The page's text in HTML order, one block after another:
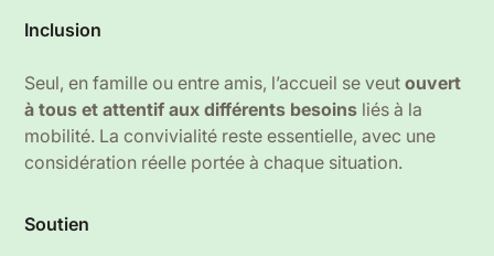
Inclusion
Seul, en famille ou entre amis, l’accueil se veutouvert
à tous et attentif aux différents besoins liés à la
mobilité. La convivialité reste essentielle, avec une
considération réelle portée à chaque situation.
Soutien